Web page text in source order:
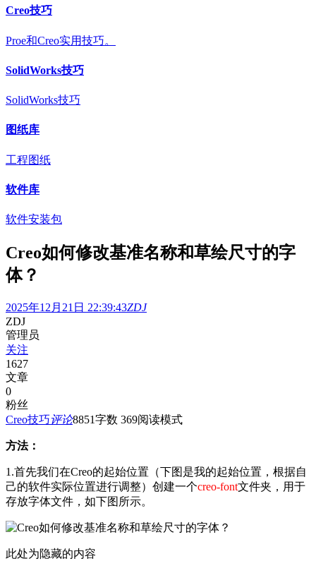
Creo技巧
Proe和Creo实用技巧。
SolidWorks技巧
SolidWorks技巧
图纸库
工程图纸
软件库
软件安装包
Creo如何修改基准名称和草绘尺寸的字
体？
2025年12月21日 22:39:43ZDJ
ZDJ
管理员
关注
1627
文章
0
粉丝
Creo技巧评论8851字数 369阅读模式
方法：
1.首先我们在Creo的起始位置（下图是我的起始位置，根据自
己的软件实际位置进行调整）创建一个creo-font文件夹，用于
存放字体文件，如下图所示。
此处为隐藏的内容